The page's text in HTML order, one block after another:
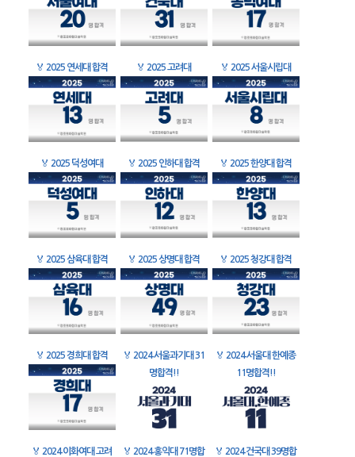
🏅 2025 연세대 합격 🏅 2025 고려대 🏅 2025 서울시립대
🏅 2025 덕성여대 🏅 2025 인하대 합격 🏅 2025 한양대 합격
🏅 2025 삼육대 합격 🏅 2025 상명대 합격 🏅 2025 청강대 합격
🏅 2025 경희대 합격 🏅 2024 서울과기대 31
명합격!!
🏅 2024 서울대 한예종
11명합격!!
🏅 2024 이화여대 고려
🏅 2024 홍익대 71명합
🏅 2024 건국대 39명합